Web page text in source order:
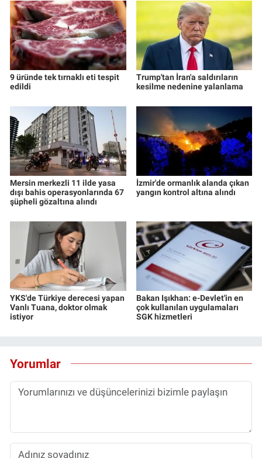
9 üründe tek tırnaklı eti tespit
edildi
Trump'tan İran'a saldırıların
kesilme nedenine yalanlama
Mersin merkezli 11 ilde yasa
dışı bahis operasyonlarında 67
şüpheli gözaltına alındı
İzmir'de ormanlık alanda çıkan
yangın kontrol altına alındı
YKS'de Türkiye derecesi yapan
Vanlı Tuana, doktor olmak
istiyor
Bakan Işıkhan: e-Devlet'in en
çok kullanılan uygulamaları
SGK hizmetleri
Yorumlar